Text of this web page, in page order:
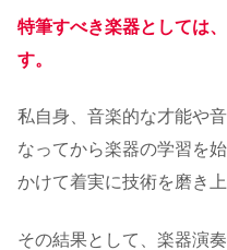
特筆すべき楽器としては
す。
私自身、音楽的な才能や
なってから楽器の学習を
かけて着実に技術を磨き上
その結果として、楽器演